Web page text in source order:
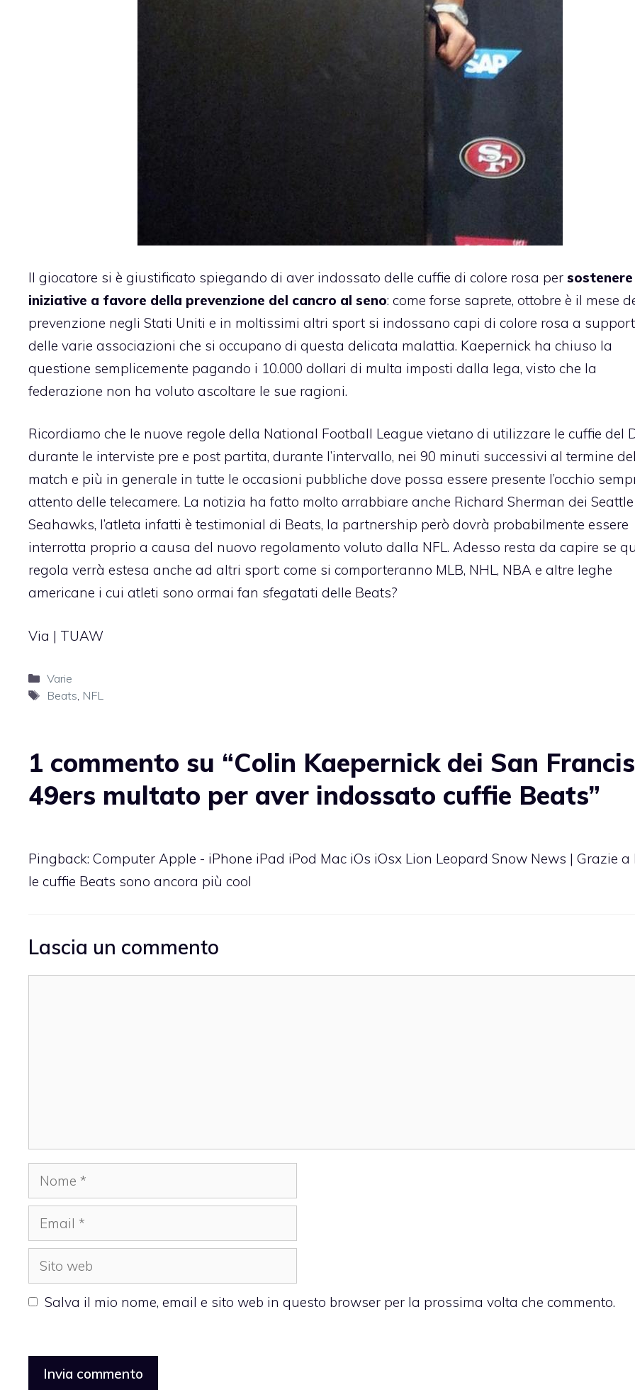
Il giocatore si è giustificato spiegando di aver indossato delle cuffie di colore rosa per sostenere
iniziative a favore della prevenzione del cancro al seno: come forse saprete, ottobre è il mese
prevenzione negli Stati Uniti e in moltissimi altri sport si indossano capi di colore rosa a
delle varie associazioni che si occupano di questa delicata malattia. Kaepernick ha chiuso la
questione semplicemente pagando i 10.000 dollari di multa imposti dalla lega, visto che la
federazione non ha voluto ascoltare le sue ragioni.
Ricordiamo che le nuove regole della National Football League vietano di utilizzare le cuffie del
durante le interviste pre e post partita, durante l’intervallo, nei 90 minuti successivi al termine del
match e più in generale in tutte le occasioni pubbliche dove possa essere presente l’occhio
attento delle telecamere. La notizia ha fatto molto arrabbiare anche Richard Sherman dei Seattle
Seahawks, l’atleta infatti è testimonial di Beats, la partnership però dovrà probabilmente essere
interrotta proprio a causa del nuovo regolamento voluto dalla NFL. Adesso resta da capire se
regola verrà estesa anche ad altri sport: come si comporteranno MLB, NHL, NBA e altre leghe
americane i cui atleti sono ormai fan sfegatati delle Beats?
Via | TUAW
Categorie
Varie
Tag
Beats, NFL
1 commento su “Colin Kaepernick dei San
49ers multato per aver indossato cuffie Beats”
Pingback: Computer Apple - iPhone iPad iPod Mac iOs iOsx Lion Leopard Snow News | Grazie a
le cuffie Beats sono ancora più cool
Lascia un commento
Nome
Email
Sito
web
Salva il mio nome, email e sito web in questo browser per la prossima volta che commento.